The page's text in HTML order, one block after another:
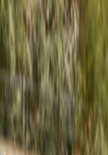
Castell и вземи
само онлайн до